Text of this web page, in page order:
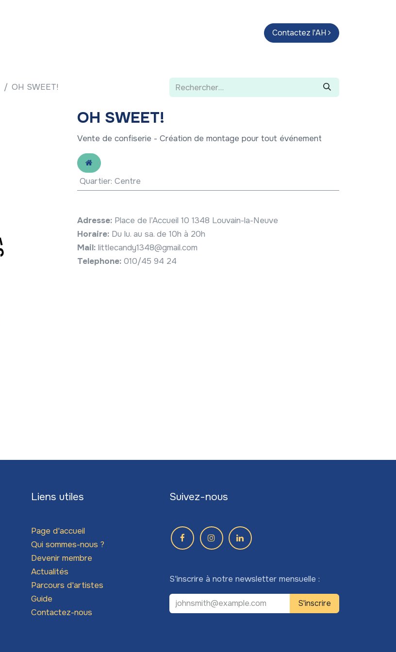
Parcours d'artistes Guide
Contactez l'AH
OH SWEET!
OH SWEET!
Vente de confiserie - Création de montage pour tout événement
Quartier: Centre
Adresse: Place de l’Accueil 10 1348 Louvain-la-Neuve
Horaire: Du lu. au sa. de 10h à 20h
Mail: littlecandy1348@gmail.com
Telephone: 010/45 94 24
Liens utiles
Page d'accueil
Qui sommes-nous ?
Devenir membre
Actualités
Parcours d'artistes
Guide
Contactez-nous
Suivez-nous
S'inscrire à notre newsletter mensuelle :
S'inscrire